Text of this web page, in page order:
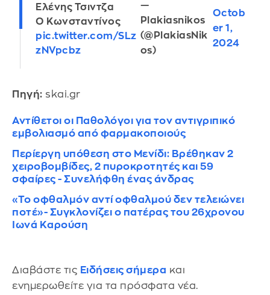
Ελένης Τσιντζα
Ο Κωνσταντίνος
pic.twitter.com/SLz
zNVpcbz
—
Plakiasnikos
(@PlakiasNik
os)
Octob
er 1,
2024
Πηγή: skai.gr
Αντίθετοι οι Παθολόγοι για τον αντιγριπικό
εμβολιασμό από φαρμακοποιούς
Περίεργη υπόθεση στο Μενίδι: Βρέθηκαν 2
χειροβομβίδες, 2 πυροκροτητές και 59
σφαίρες - Συνελήφθη ένας άνδρας
«Το οφθαλμόν αντί οφθαλμού δεν τελειώνει
ποτέ»- Συγκλονίζει ο πατέρας του 26χρονου
Ιωνά Καρούση
Διαβάστε τις Ειδήσεις σήμερα και
ενημερωθείτε για τα πρόσφατα νέα.